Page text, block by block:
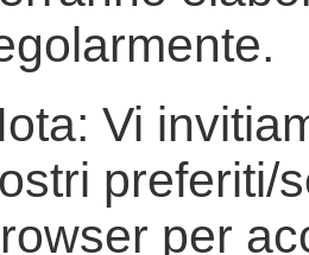
Vi
preferiti/
per